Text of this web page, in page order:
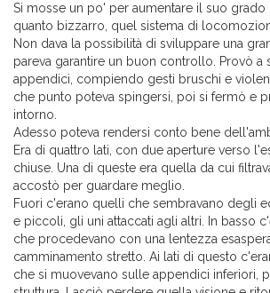
Si mosse un po' per aumentare il suo grado
quanto bizzarro, quel sistema di
Non dava la possibilità di sviluppare una
pareva garantire un buon controllo. Provò a
appendici, compiendo gesti bruschi e
che punto poteva spingersi, poi si fermò e
intorno.
Adesso poteva rendersi conto bene
Era di quattro lati, con due aperture verso
chiuse. Una di queste era quella da cui
accostò per guardare meglio.
Fuori c'erano quelli che sembravano degli
e piccoli, gli uni attaccati agli altri. In basso
che procedevano con una lentezza
camminamento stretto. Ai lati di questo
che si muovevano sulle appendici inferiori,